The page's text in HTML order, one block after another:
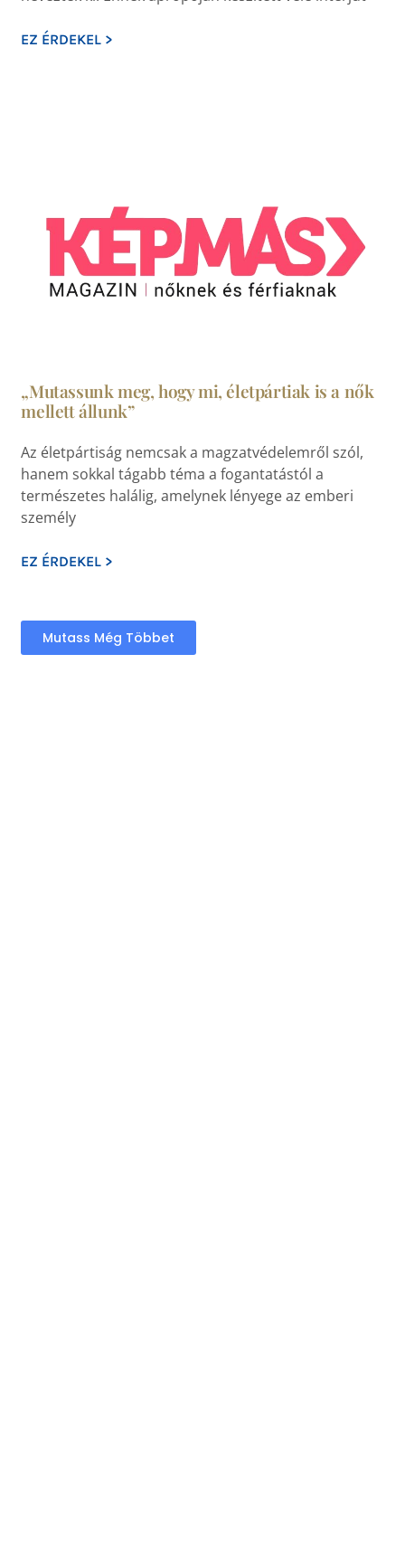
EZ ÉRDEKEL >
„Mutassunk meg, hogy mi, életpártiak is a nők
mellett állunk”
Az életpártiság nemcsak a magzatvédelemről szól,
hanem sokkal tágabb téma a fogantatástól a
természetes halálig, amelynek lényege az emberi
személy
EZ ÉRDEKEL >
Mutass Még Többet